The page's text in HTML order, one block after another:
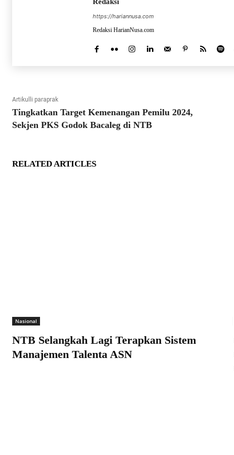
Redaksi
https://hariannusa.com
Redaksi HarianNusa.com
Artikulli paraprak
Tingkatkan Target Kemenangan Pemilu 2024,
Sekjen PKS Godok Bacaleg di NTB
RELATED ARTICLES
Nasional
NTB Selangkah Lagi Terapkan Sistem
Manajemen Talenta ASN